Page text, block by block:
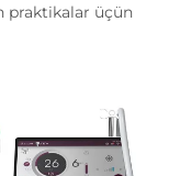
praktikalar üçün